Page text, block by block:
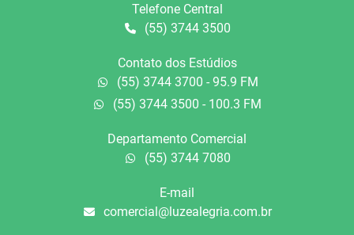
Telefone Central
(55) 3744 3500
Contato dos Estúdios
(55) 3744 3700 - 95.9 FM
(55) 3744 3500 - 100.3 FM
Departamento Comercial
(55) 3744 7080
E-mail
comercial@luzealegria.com.br